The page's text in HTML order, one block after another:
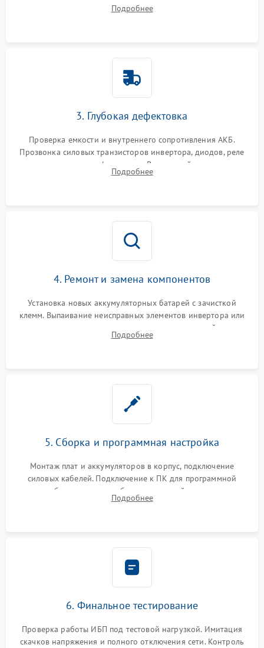
и кистей для предотвращения перегрева и замыканий.
Подробнее
3. Глубокая дефектовка
Проверка емкости и внутреннего сопротивления АКБ.
Прозвонка силовых транзисторов инвертора, диодов, реле
переключения и трансформатора. Визуальный поиск вздутых
конденсаторов и прогаров на печатной плате.
Подробнее
4. Ремонт и замена компонентов
Установка новых аккумуляторных батарей с зачисткой
клемм. Выпаивание неисправных элементов инвертора или
цепи зарядки и монтаж новых радиодеталей.
Восстановление поврежденных токоведущих дорожек и
Подробнее
5. Сборка и программная настройка
Монтаж плат и аккумуляторов в корпус, подключение
силовых кабелей. Подключение к ПК для программной
калибровки констант батареи, настройки порогов
срабатывания AVR и сброса счетчиков старения АКБ.
Подробнее
6. Финальное тестирование
Проверка работы ИБП под тестовой нагрузкой. Имитация
скачков напряжения и полного отключения сети. Контроль